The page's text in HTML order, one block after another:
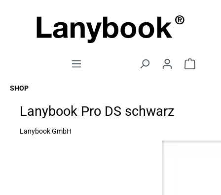
SHOP
Lanybook Pro DS schwarz
Lanybook GmbH